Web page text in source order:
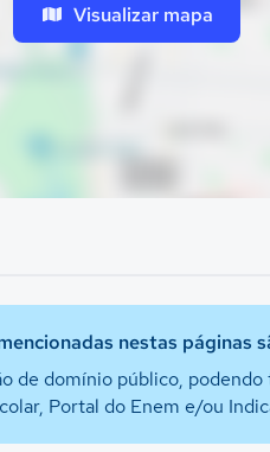
Visualizar mapa
nestas páginas
de domínio público,
Portal do Enem e/ou